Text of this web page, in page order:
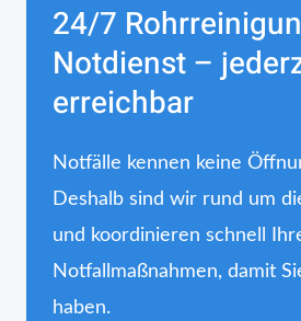
24/7
Notdienst –
erreichbar
Notfälle kennen keine
Deshalb sind wir rund um
und koordinieren schnell
Notfallmaßnahmen, damit
haben.